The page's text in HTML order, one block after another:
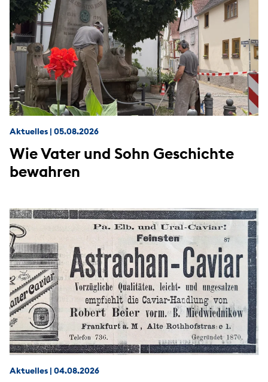
Aktuelles | 05.08.2026
Wie Vater und Sohn Geschichte
bewahren
Aktuelles | 04.08.2026